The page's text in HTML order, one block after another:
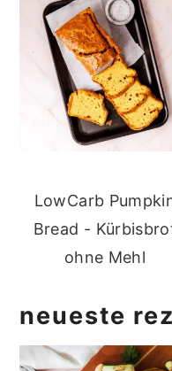
LowCarb
Bread -
ohne Mehl
neueste